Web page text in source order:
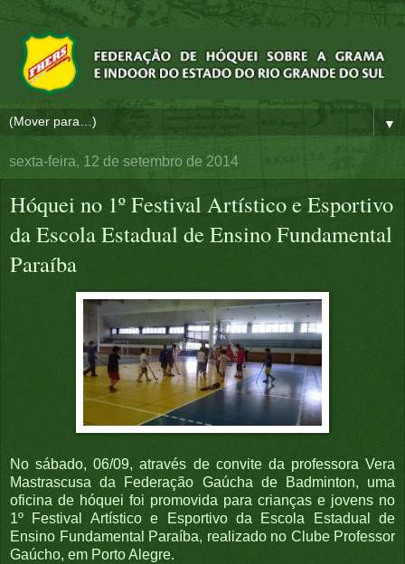
▼
sexta-feira, 12 de setembro de 2014
Hóquei no 1º Festival Artístico e Esportivo
da Escola Estadual de Ensino Fundamental
Paraíba
No sábado, 06/09, através de convite da professora Vera
Mastrascusada Federação Gaúcha de Badminton, uma
oficina de hóquei foi promovida para crianças e jovens no
1º Festival Artístico e Esportivo da Escola Estadual de
Ensino Fundamental Paraíba, realizado no Clube Professor
Gaúcho, em Porto Alegre.